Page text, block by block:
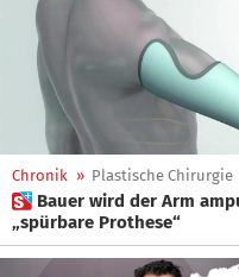
Chronik » Plastische Chirurgie
 Bauer wird der Arm amputiert – jetzt erhält er eine
„spürbare Prothese“